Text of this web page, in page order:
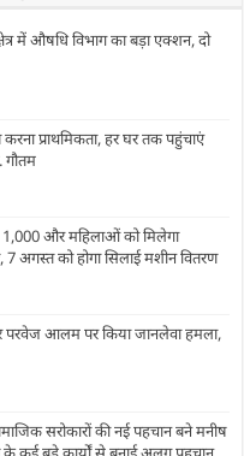
में औषधि विभाग का बड़ा एक्शन, दो
प्राथमिकता, हर घर तक पहुंचाएं
गौतम
और महिलाओं को मिलेगा
अगस्त को होगा सिलाई मशीन वितरण
परवेज आलम पर किया जानलेवा हमला,
सरोकारों की नई पहचान बने मनीष